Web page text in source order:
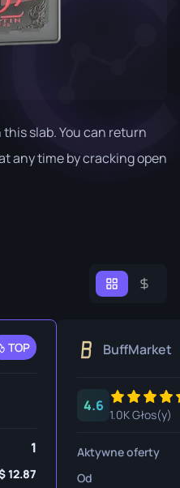
slab. You can return
any time by cracking open
TOP
1
12.87
BuffMarket
4.6
1.0K Głos(y)
Aktywne oferty
Od